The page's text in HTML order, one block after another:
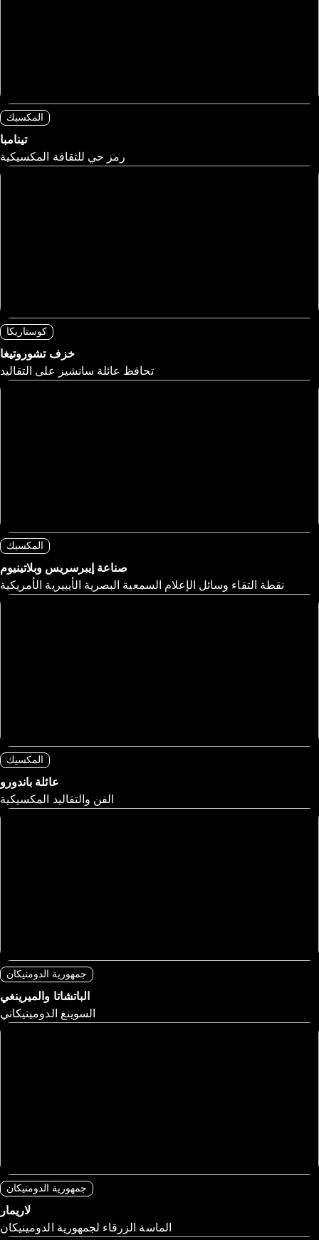
المكسيك
تينامبا
رمز حي للثقافة المكسيكية
كوستاريكا
خزف تشوروتيغا
تحافظ عائلة سانشيز على التقاليد
المكسيك
صناعة إيبرسريس وبلاتينيوم
نقطة التقاء وسائل الإعلام السمعية البصرية الأيبيرية الأمريكية
المكسيك
عائلة باندورو
الفن والتقاليد المكسيكية
جمهورية الدومنيكان
الباتشاتا والميرينغي
السوينغ الدومينيكاني
جمهورية الدومنيكان
لاريمار
الماسة الزرقاء لجمهورية الدومينيكان